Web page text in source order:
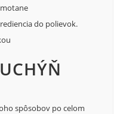
do polievok.
spôsobov po celom